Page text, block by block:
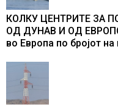
КОЛКУ ЦЕНТРИТЕ ЗА
ОД ДУНАВ И ОД
во Европа по бројот